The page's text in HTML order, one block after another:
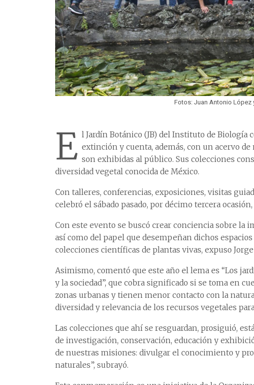
Fotos: Juan Antonio López
E l Jardín Botánico (JB) del Instituto de Biología
extinción y cuenta, además, con un acervo de
son exhibidas al público. Sus colecciones
diversidad vegetal conocida de México.
Con talleres, conferencias, exposiciones, visitas
celebró el sábado pasado, por décimo tercera
Con este evento se buscó crear conciencia sobre la
así como del papel que desempeñan dichos
colecciones científicas de plantas vivas, expuso Jorge
Asimismo, comentó que este año el lema es “Los
y la sociedad”, que cobra significado si se toma en
zonas urbanas y tienen menor contacto con la
diversidad y relevancia de los recursos vegetales
Las colecciones que ahí se resguardan, prosiguió,
de investigación, conservación, educación y
de nuestras misiones: divulgar el conocimiento y
naturales”, subrayó.